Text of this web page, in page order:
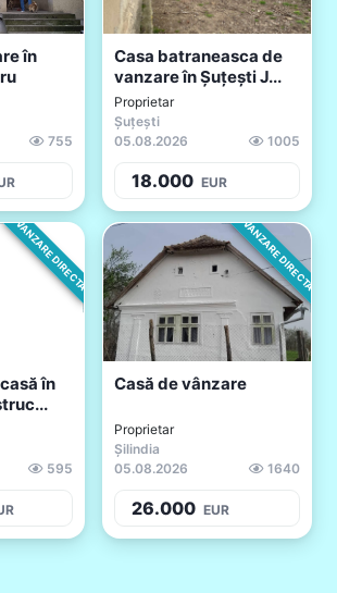
în
755
Casa batraneasca de
vanzare în Șuțești J...
Proprietar
Șuțești
05.08.2026
1005
18.000 EUR
VANZARE DIRECTA
în
595
VANZARE DIRECTA
Casă de vânzare
Proprietar
Șilindia
05.08.2026
1640
26.000 EUR